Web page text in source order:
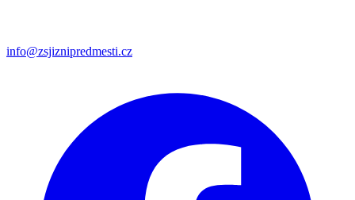
info@zsjiznipredmesti.cz